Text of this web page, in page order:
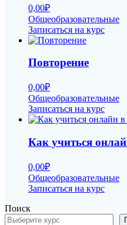
0,00₽
Общеобразовательные
Записаться на курс
Повторение
0,00₽
Общеобразовательные
Записаться на курс
Как учиться
0,00₽
Общеобразовательные
Записаться на курс
Поиск